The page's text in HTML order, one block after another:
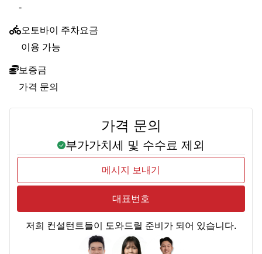
-
오토바이 주차요금
이용 가능
보증금
가격 문의
가격 문의
부가가치세 및 수수료 제외
메시지 보내기
대표번호
저희 컨설턴트들이 도와드릴 준비가 되어 있습니다.